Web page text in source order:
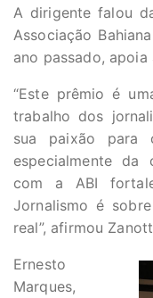
A dirigente falou
Associação
ano passado, apoia
“Este prêmio é
trabalho dos
sua paixão para
especialmente da
com a ABI
Jornalismo é
real”, afirmou
Ernesto
Marques,